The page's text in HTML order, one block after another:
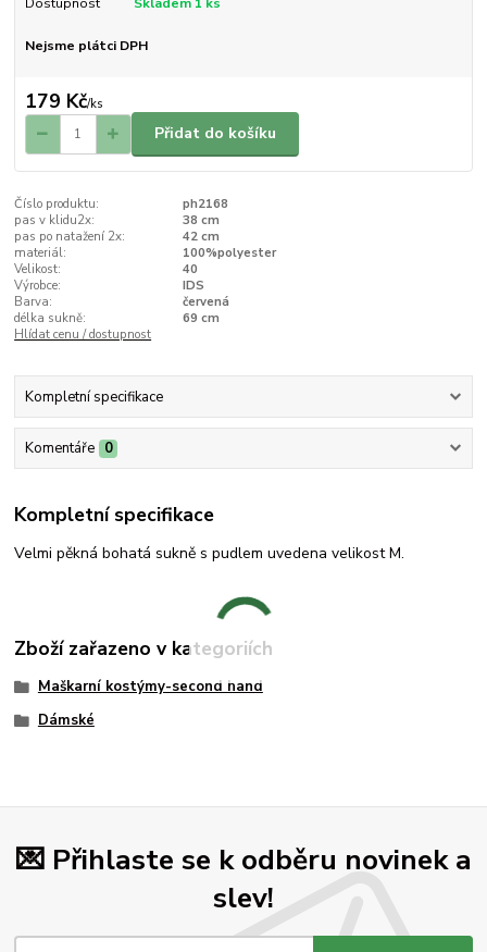
Nejsme plátci DPH
179 Kč/ks
Přidat do košíku
Číslo produktu:
ph2168
pas v klidu2x:
38 cm
pas po natažení 2x:
42 cm
materiál:
100%polyester
Velikost:
40
Výrobce:
IDS
Barva:
červená
délka sukně:
69 cm
Hlídat cenu / dostupnost
Kompletní specifikace
Komentáře 0
Kompletní specifikace
Velmi pěkná bohatá sukně s pudlem uvedena velikost M.
Zboží zařazeno v kategoriích
Maškarní kostýmy-second hand
Dámské
💌 Přihlaste se k odběru novinek a
slev!